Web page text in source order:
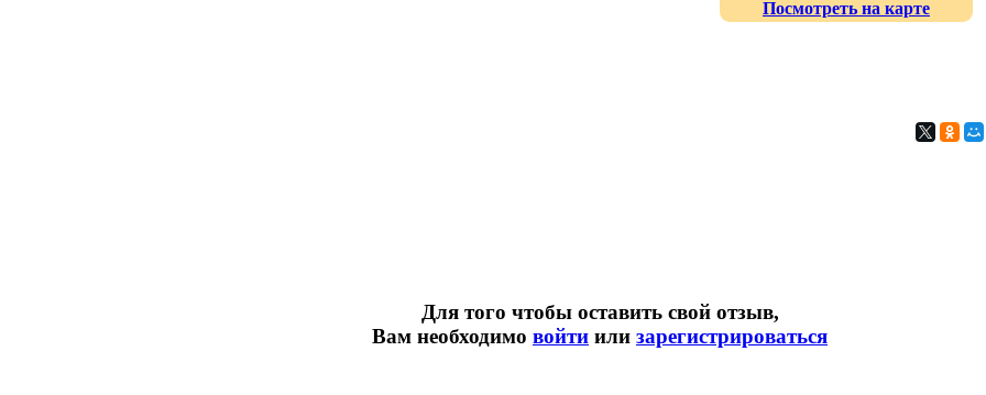
Посмотреть на карте
Для того чтобы оставить свой отзыв,
Вам необходимо войти или зарегистрироваться